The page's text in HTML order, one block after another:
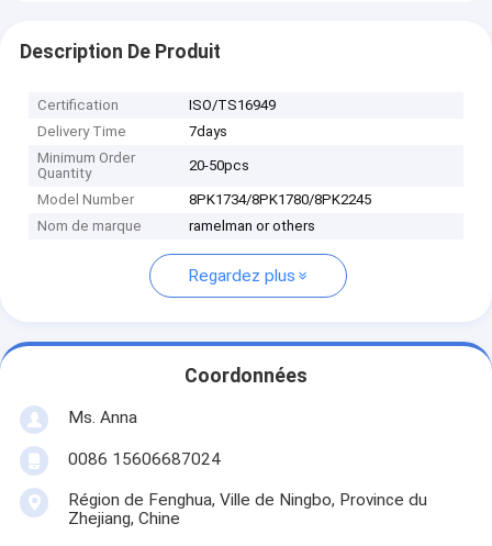
Description De Produit
Certification
ISO/TS16949
Delivery Time
7days
Minimum Order
Quantity
20-50pcs
Model Number
8PK1734/8PK1780/8PK2245
Nom de marque
ramelman or others
Regardez plus
Coordonnées
Ms. Anna
0086 15606687024
Région de Fenghua, Ville de Ningbo, Province du
Zhejiang, Chine